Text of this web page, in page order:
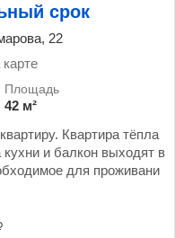
срок
22
42 м²
Квартира тёпла
кухни и балкон выходят в
для проживани